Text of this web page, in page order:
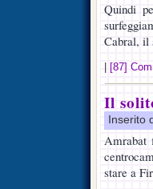
Quindi
Cabral, il
[87]
Il
Inserito
Amrabat
stare a